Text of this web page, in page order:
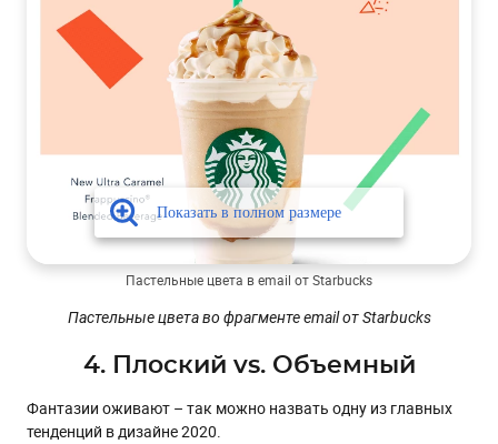
Пастельные цвета в email от Starbucks
Пастельные цвета во фрагменте email от Starbucks
4. Плоский vs. Объемный
Фантазии оживают – так можно назвать одну из главных
тенденций в дизайне 2020.